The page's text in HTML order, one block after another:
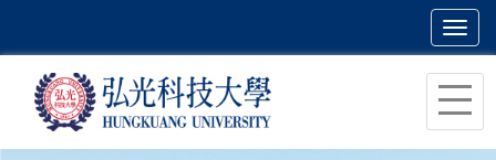
主